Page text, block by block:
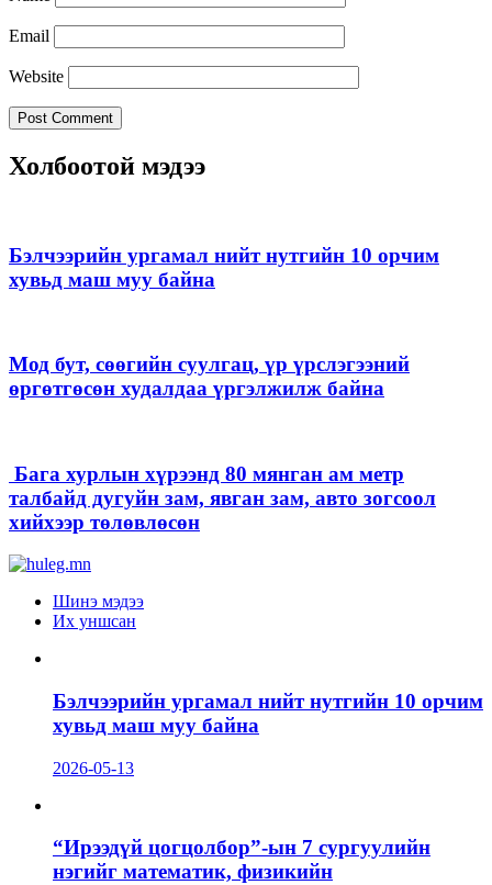
Email
Website
Холбоотой мэдээ
Бэлчээрийн ургамал нийт нутгийн 10 орчим
хувьд маш муу байна
Мод бут, сөөгийн суулгац, үр үрслэгээний
өргөтгөсөн худалдаа үргэлжилж байна
Бага хурлын хүрээнд 80 мянган ам метр
талбайд дугуйн зам, явган зам, авто зогсоол
хийхээр төлөвлөсөн
Шинэ мэдээ
Их уншсан
Бэлчээрийн ургамал нийт нутгийн 10 орчим
хувьд маш муу байна
2026-05-13
“Ирээдүй цогцолбор”-ын 7 сургуулийн
нэгийг математик, физикийн